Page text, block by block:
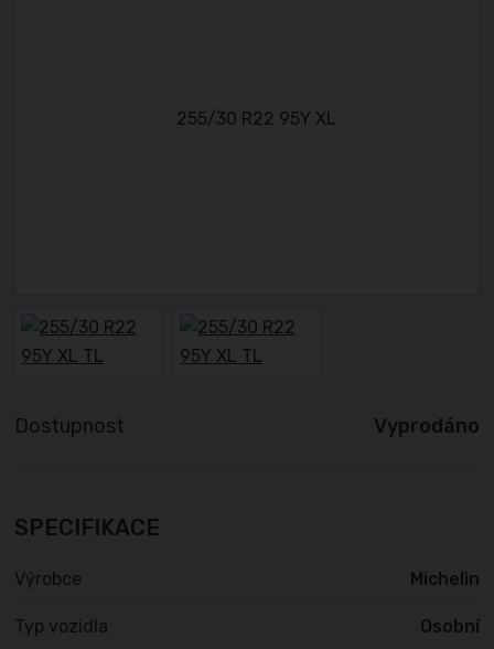
Dostupnost Vyprodáno
SPECIFIKACE
Výrobce Michelin
Typ vozidla Osobní